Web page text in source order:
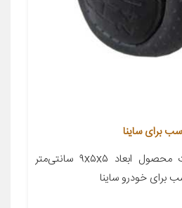
معرفی محصول جزئیات محصول ابعاد ۹x۵x۵ سانتی‌متر
خودرو ساینا